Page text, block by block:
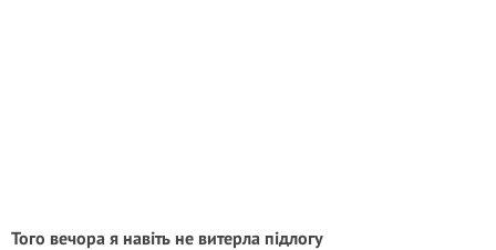
Того вечора я навіть не витерла підлогу